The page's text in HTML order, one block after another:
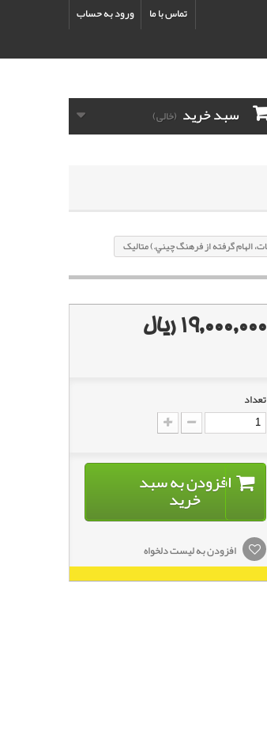
ورود به حساب تماس با ما
سبد خرید (خالی)
19,000,000 ریال
تعداد
افزودن به سبد
خرید
افزودن به لیست دلخواه